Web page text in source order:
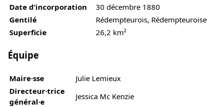
Date d’incorporation
30 décembre 1880
Gentilé
Rédempteurois, Rédempteuroise
Superficie
26,2 km²
Équipe
Maire·sse
Julie Lemieux
Directeur·trice
général·e
Jessica Mc Kenzie